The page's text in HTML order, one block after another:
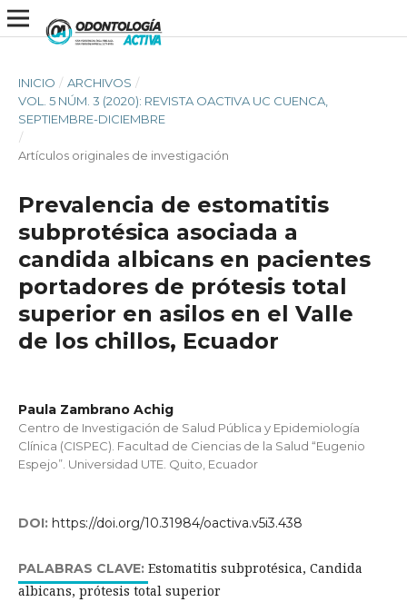
INICIO / ARCHIVOS /
VOL. 5 NÚM. 3 (2020): REVISTA OACTIVA UC CUENCA,
SEPTIEMBRE-DICIEMBRE
/
Artículos originales de investigación
Prevalencia de estomatitis
subprotésica asociada a
candida albicans en pacientes
portadores de prótesis total
superior en asilos en el Valle
de los chillos, Ecuador
Paula Zambrano Achig
Centro de Investigación de Salud Pública y Epidemiología
Clínica (CISPEC). Facultad de Ciencias de la Salud “Eugenio
Espejo”. Universidad UTE. Quito, Ecuador
DOI: https://doi.org/10.31984/oactiva.v5i3.438
PALABRAS CLAVE: Estomatitis subprotésica, Candida
albicans, prótesis total superior